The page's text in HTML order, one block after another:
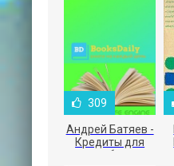
309
Андрей Батяев -
Кредиты для
малого бизнеса